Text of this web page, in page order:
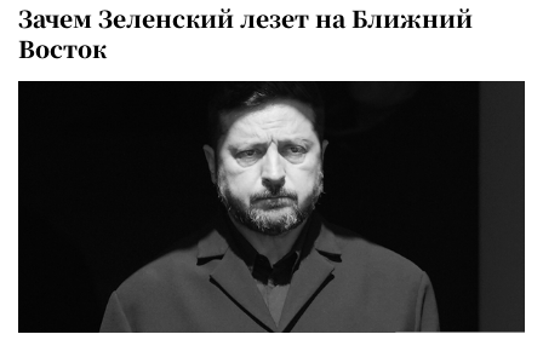
Зачем Зеленский лезет на Ближний
Восток